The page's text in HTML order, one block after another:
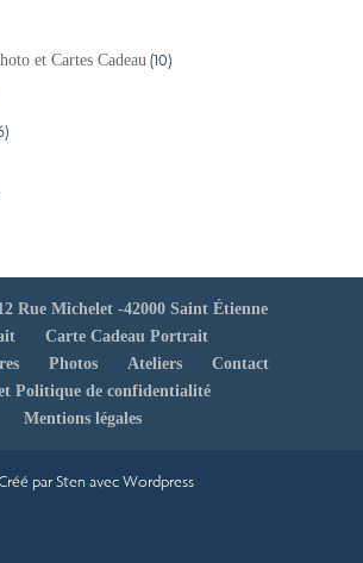
et Cartes Cadeau 1010
96
Rue Michelet -42000 Saint Étienne
Carte Cadeau Portrait
Photos Ateliers
Contact
Politique de confidentialité
Mentions légales
par Sten avec Wordpress